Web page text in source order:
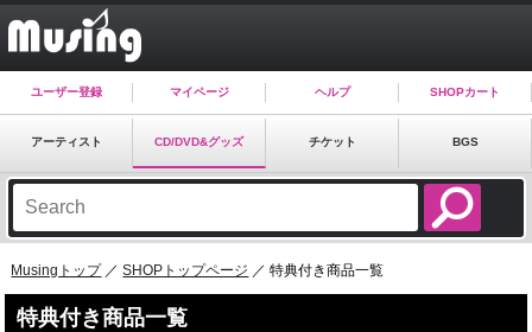
ユーザー登録 マイページ ヘルプ SHOPカート
アーティスト CD/DVD&グッズ チケット BGS
Musingトップ／SHOPトップページ ／ 特典付き商品一覧
特典付き商品一覧